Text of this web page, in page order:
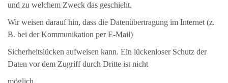
und zu welchem Zweck das geschieht.
Wir weisen darauf hin, dass die Datenübertragung im Internet (z.
B. bei der Kommunikation per E-Mail)
Sicherheitslücken aufweisen kann. Ein lückenloser Schutz der
Daten vor dem Zugriff durch Dritte ist nicht
möglich.